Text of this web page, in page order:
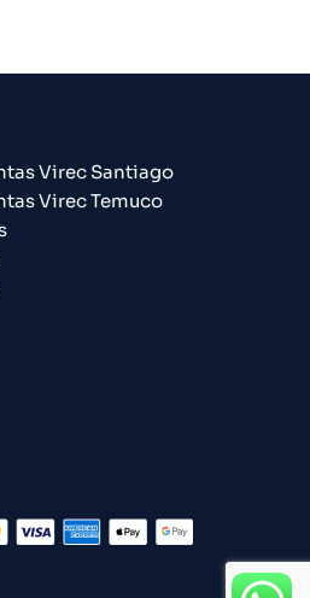
Virec Santiago
Virec Temuco